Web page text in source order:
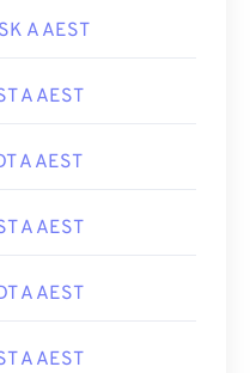
A AEST
A AEST
A AEST
A AEST
A AEST
A AEST